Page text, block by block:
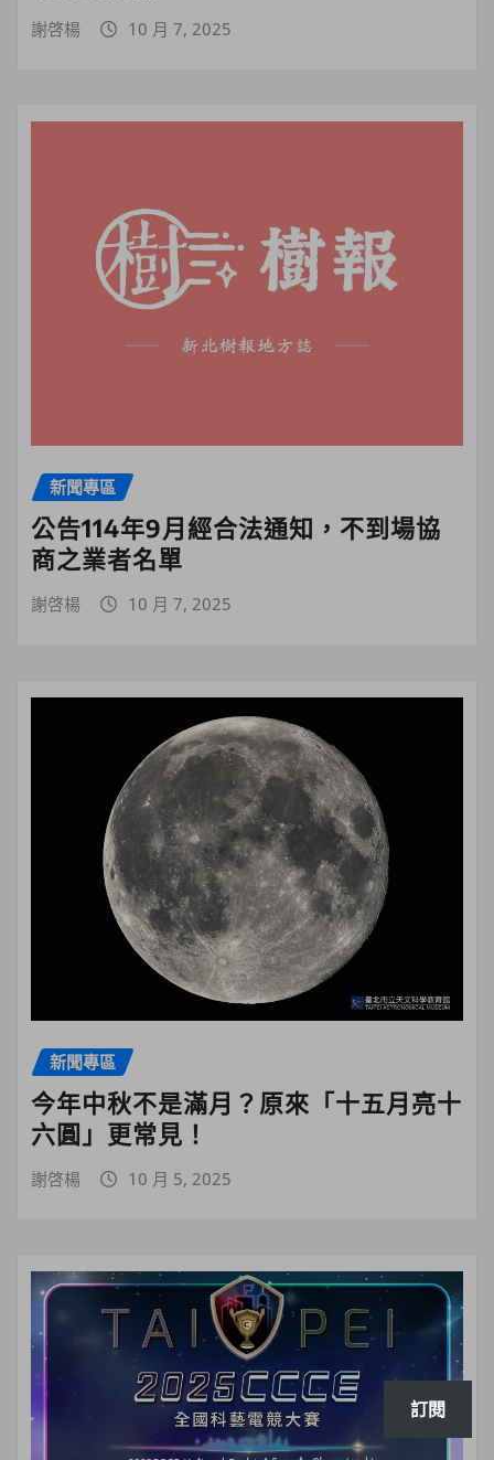
謝啓楊 10 月 7, 2025
新聞專區
公告114年9月經合法通知，不到場協
商之業者名單
謝啓楊 10 月 7, 2025
新聞專區
今年中秋不是滿月？原來「十五月亮十
六圓」更常見！
謝啓楊 10 月 5, 2025
訂閱